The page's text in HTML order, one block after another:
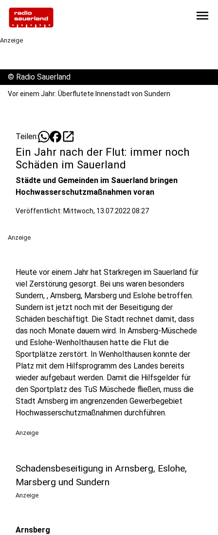
menu
Anzeige
© Radio Sauerland
Vor einem Jahr: Überflutete Innenstadt von Sundern
Teilen: open_in_new
Ein Jahr nach der Flut: immer noch
Schäden im Sauerland
Städte und Gemeinden im Sauerland bringen
Hochwasserschutzmaßnahmen voran
Veröffentlicht: Mittwoch, 13.07.2022 08:27
Anzeige
Heute vor einem Jahr hat Starkregen im Sauerland für
viel Zerstörung gesorgt. Bei uns waren besonders
Sundern, , Arnsberg, Marsberg und Eslohe betroffen.
Sundern ist jetzt noch mit der Beseitigung der
Schäden beschäftigt. Die Stadt rechnet damit, dass
das noch Monate dauern wird. In Arnsberg-Müschede
und Eslohe-Wenholthausen hatte die Flut die
Sportplätze zerstört. In Wenholthausen konnte der
Platz mit dem Hilfsprogramm des Landes bereits
wieder aufgebaut werden. Damit die Hilfsgelder für
den Sportplatz des TuS Müschede fließen, muss die
Stadt Arnsberg im angrenzenden Gewerbegebiet
Hochwasserschutzmaßnahmen durchführen.
Anzeige
Schadensbeseitigung in Arnsberg, Eslohe,
Marsberg und Sundern
Anzeige
Arnsberg